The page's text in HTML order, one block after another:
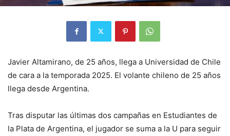
Javier Altamirano, de 25 años, llega a Universidad de Chile
de cara a la temporada 2025. El volante chileno de 25 años
llega desde Argentina.
Tras disputar las últimas dos campañas en Estudiantes de
la Plata de Argentina, el jugador se suma a la U para seguir